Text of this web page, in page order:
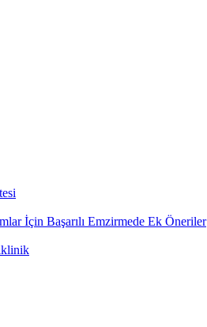
İçin Başarılı Emzirmede Ek Öneriler